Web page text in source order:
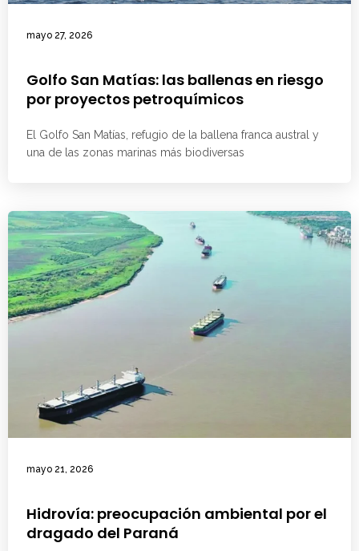
mayo 27, 2026
Golfo San Matías: las ballenas en riesgo
por proyectos petroquímicos
El Golfo San Matías, refugio de la ballena franca austral y
una de las zonas marinas más biodiversas
mayo 21, 2026
Hidrovía: preocupación ambiental por el
dragado del Paraná